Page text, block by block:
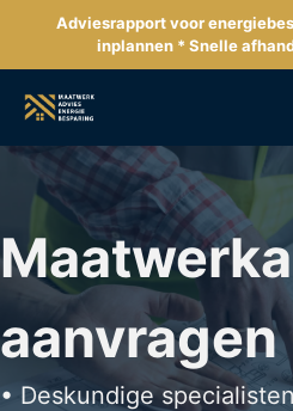
de
inhoud
Adviesrapport voor
inplannen * Snelle
aanvragen
• Deskundige